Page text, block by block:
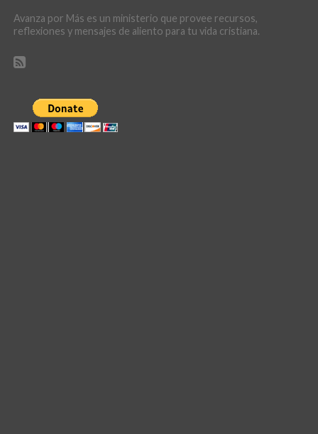
Avanza por Más es un ministerio que provee recursos,
reflexiones y mensajes de aliento para tu vida cristiana.